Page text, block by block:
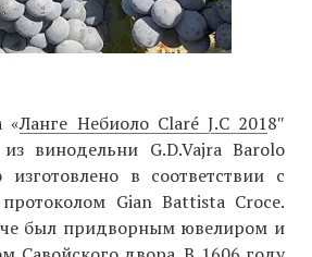
«Ланге Небиоло Claré J.C 2018″
винодельни G.D.Vajra Barolo
в соответствии с
Gian Battista Croce.
был придворным ювелиром и